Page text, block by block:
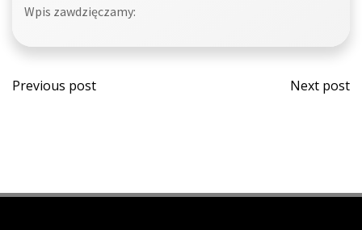
Wpis zawdzięczamy:
Post
Previous post
Post
Next post